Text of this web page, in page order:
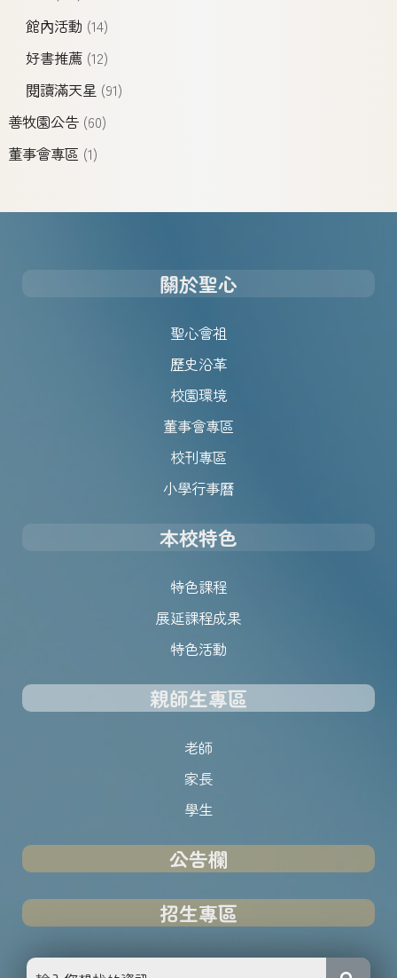
館內活動 (14)
好書推薦(12)
閱讀滿天星 (91)
善牧園公告(60)
董事會專區 (1)
關於聖心
聖心會祖
歷史沿革
校園環境
董事會專區
校刊專區
小學行事曆
本校特色
特色課程
展延課程成果
特色活動
親師生專區
老師
家長
學生
公告欄
招生專區